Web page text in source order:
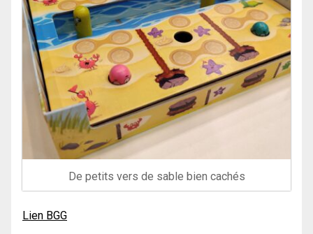
De petits vers de sable bien cachés
Lien BGG